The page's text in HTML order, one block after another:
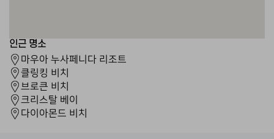
인근 명소
마우아 누사페니다 리조트
클링킹 비치
브로큰 비치
크리스탈 베이
다이아몬드 비치